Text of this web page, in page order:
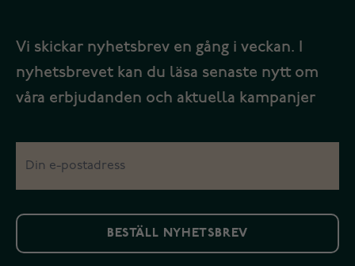
Vi skickar nyhetsbrev en gång i veckan. I
nyhetsbrevet kan du läsa senaste nytt om
våra erbjudanden och aktuella kampanjer
BESTÄLL NYHETSBREV